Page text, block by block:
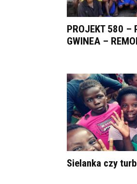
PROJEKT 580 –
GWINEA –
Sielanka czy